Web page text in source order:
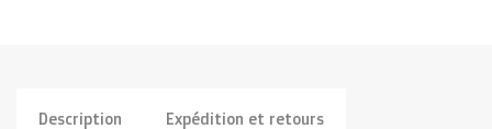
Description Expédition et retours